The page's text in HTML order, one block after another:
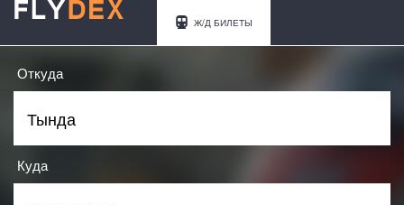
Ж/Д БИЛЕТЫ
Откуда
Куда